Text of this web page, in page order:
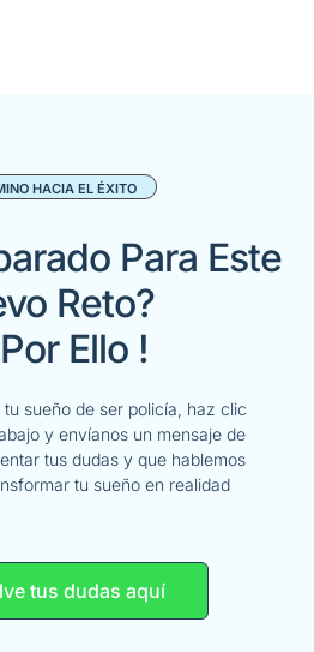
HACIA EL ÉXITO
Para Este
Reto?
Ello !
sueño de ser policía, haz clic
y envíanos un mensaje de
tus dudas y que hablemos
tu sueño en realidad
tus dudas aquí